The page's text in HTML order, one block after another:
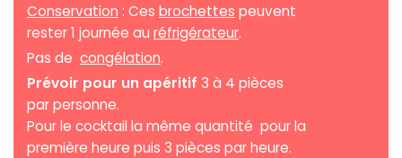
Conservation : Ces brochettes peuvent
rester 1 journée au réfrigérateur.
Pas de congélation.
Prévoir pour un apéritif 3 à 4 pièces
par personne.
Pour le cocktail la même quantité pour la
première heure puis 3 pièces par heure.